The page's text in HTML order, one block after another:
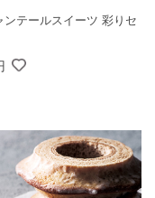
ンテールスイーツ 彩りセ